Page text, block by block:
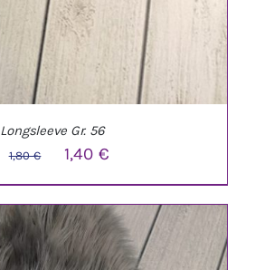
Longsleeve Gr. 56
1,80€
Ursprünglicher
Preis
war:
1,80 €
1,40€
Preis
ist:
1,40 €.